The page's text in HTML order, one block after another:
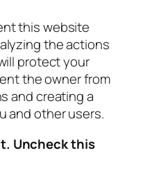
this website
the actions
protect your
the owner from
and creating a
and other users.
Uncheck this